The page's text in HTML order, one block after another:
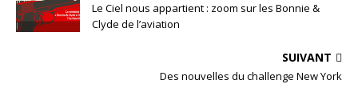
Le Ciel nous appartient : zoom sur les Bonnie &
Clyde de l’aviation
SUIVANT
Des nouvelles du challenge New York